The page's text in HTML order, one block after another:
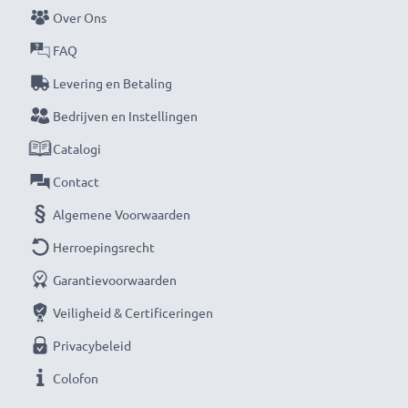
Kleur: zwart
★ 3 jaar garantie ★
waar het bij hoogwaardige producten om draait.
Daarom verlenen wij een garantie van 36 maanden!
Over Ons
FAQ
Levering en Betaling
Bedrijven en Instellingen
Catalogi
Contact
Algemene Voorwaarden
Herroepingsrecht
Garantievoorwaarden
Veiligheid & Certificeringen
Privacybeleid
Colofon